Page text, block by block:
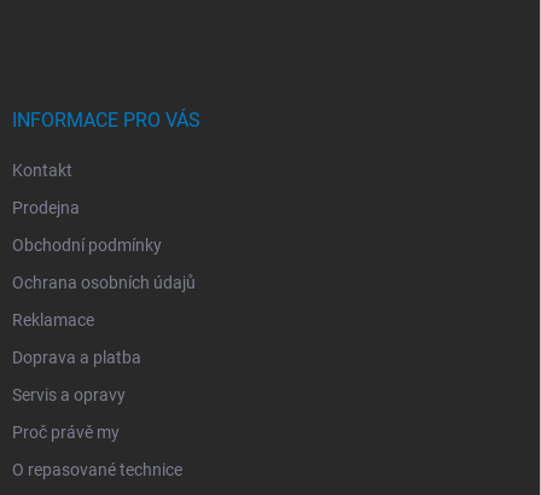
INFORMACE PRO VÁS
Kontakt
Prodejna
Obchodní podmínky
Ochrana osobních údajů
Reklamace
Doprava a platba
Servis a opravy
Proč právě my
O repasované technice